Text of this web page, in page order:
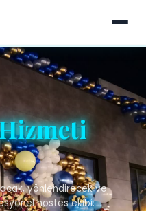
yönlendirecek ve
hostes ekibi.